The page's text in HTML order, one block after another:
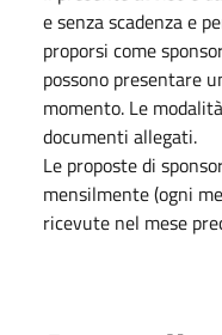
e senza scadenza e
proporsi come
possono presentare
momento. Le
documenti allegati.
Le proposte di
mensilmente (ogni
ricevute nel mese